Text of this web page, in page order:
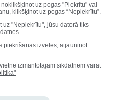
uz pogas "Piekrītu" vai
klikšķinot uz pogas “Nepiekrītu”.
"Nepiekrītu", jūsu datorā tiks
piekrišanas izvēles, atjauninot
izmantotajām sīkdatnēm varat
Facebook skolas
63839440.
(elektroniski)